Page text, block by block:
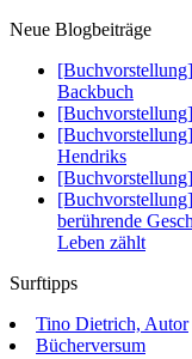
Neue Blogbeiträge
Backbuch
Hendriks
berührende
Leben zählt
Surftipps
Tino Dietrich, Autor
Bücherversum